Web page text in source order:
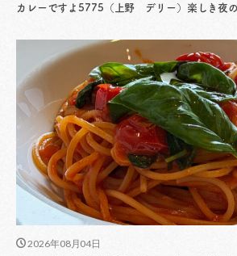
カレーですよ5775（上野 デリー）楽しき夜の
2026年08月04日